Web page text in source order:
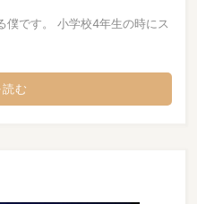
僕です。 小学校4年生の時にス
む